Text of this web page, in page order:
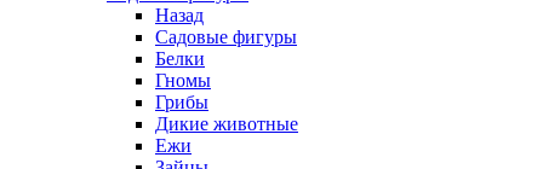
Назад
Садовые фигуры
Белки
Гномы
Грибы
Дикие животные
Ежи